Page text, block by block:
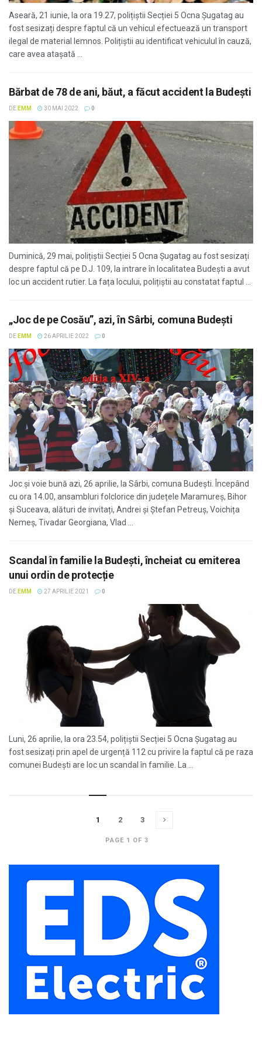
Aseară, 21 iunie, la ora 19.27, polițiștii Secției 5 Ocna Șugatag au
fost sesizați despre faptul că un vehicul efectuează un transport
ilegal de material lemnos. Polițiștii au identificat vehiculul în cauză,
care avea atașată ...
Bărbat de 78 de ani, băut, a făcut accident la Budești
DE EMM 30 MAI 2022 0
Duminică, 29 mai, polițiștii Secției 5 Ocna Șugatag au fost sesizați
despre faptul că pe D.J. 109, la intrare în localitatea Budești a avut
loc un accident rutier. La fața locului, polițiștii au constatat faptul ...
„Joc de pe Cosău”, azi, în Sârbi, comuna Budeşti
DE EMM 26 APRILIE 2022 0
Joc şi voie bună azi, 26 aprilie, la Sârbi, comuna Budești. Începând
cu ora 14.00, ansambluri folclorice din județele Maramureș, Bihor
și Suceava, alături de invitați, Andrei și Ștefan Petreuș, Voichița
Nemeș, Tivadar Georgiana, Vlad ...
Scandal în familie la Budeşti, încheiat cu emiterea
unui ordin de protecție
DE EMM 27 APRILIE 2021 0
Luni, 26 aprilie, la ora 23.54, polițiștii Secției 5 Ocna Șugatag au
fost sesizați prin apel de urgență 112 cu privire la faptul că pe raza
comunei Budești are loc un scandal în familie. La ...
PAGE 1 OF 3
1 2 3